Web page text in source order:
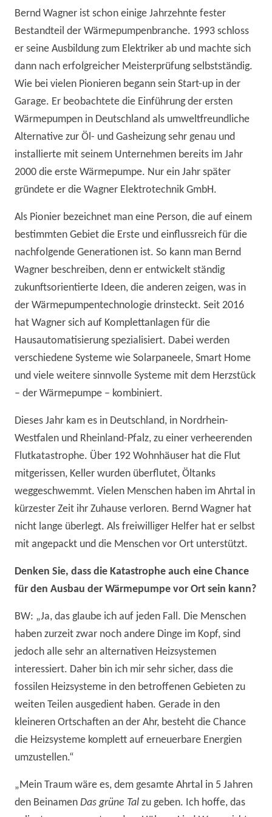
Bernd Wagner ist schon einige Jahrzehnte fester
Bestandteil der Wärmepumpenbranche. 1993 schloss
er seine Ausbildung zum Elektriker ab und machte sich
dann nach erfolgreicher Meisterprüfung selbstständig.
Wie bei vielen Pionieren begann sein Start-up in der
Garage. Er beobachtete die Einführung der ersten
Wärmepumpen in Deutschland als umweltfreundliche
Alternative zur Öl- und Gasheizung sehr genau und
installierte mit seinem Unternehmen bereits im Jahr
2000 die erste Wärmepumpe. Nur ein Jahr später
gründete er die Wagner Elektrotechnik GmbH.
Als Pionier bezeichnet man eine Person, die auf einem
bestimmten Gebiet die Erste und einflussreich für die
nachfolgende Generationen ist. So kann man Bernd
Wagner beschreiben, denn er entwickelt ständig
zukunftsorientierte Ideen, die anderen zeigen, was in
der Wärmepumpentechnologie drinsteckt. Seit 2016
hat Wagner sich auf Komplettanlagen für die
Hausautomatisierung spezialisiert. Dabei werden
verschiedene Systeme wie Solarpaneele, Smart Home
und viele weitere sinnvolle Systeme mit dem Herzstück
– der Wärmepumpe – kombiniert.
Dieses Jahr kam es in Deutschland, in Nordrhein-
Westfalen und Rheinland-Pfalz, zu einer verheerenden
Flutkatastrophe. Über 192 Wohnhäuser hat die Flut
mitgerissen, Keller wurden überflutet, Öltanks
weggeschwemmt. Vielen Menschen haben im Ahrtal in
kürzester Zeit ihr Zuhause verloren. Bernd Wagner hat
nicht lange überlegt. Als freiwilliger Helfer hat er selbst
mit angepackt und die Menschen vor Ort unterstützt.
Denken Sie, dass die Katastrophe auch eine Chance
für den Ausbau der Wärmepumpe vor Ort sein kann?
BW: „Ja, das glaube ich auf jeden Fall. Die Menschen
haben zurzeit zwar noch andere Dinge im Kopf, sind
jedoch alle sehr an alternativen Heizsystemen
interessiert. Daher bin ich mir sehr sicher, dass die
fossilen Heizsysteme in den betroffenen Gebieten zu
weiten Teilen ausgedient haben. Gerade in den
kleineren Ortschaften an der Ahr, besteht die Chance
die Heizsysteme komplett auf erneuerbare Energien
umzustellen.“
„Mein Traum wäre es, dem gesamte Ahrtal in 5 Jahren
den Beinamen Das grüne Tal zu geben. Ich hoffe, das